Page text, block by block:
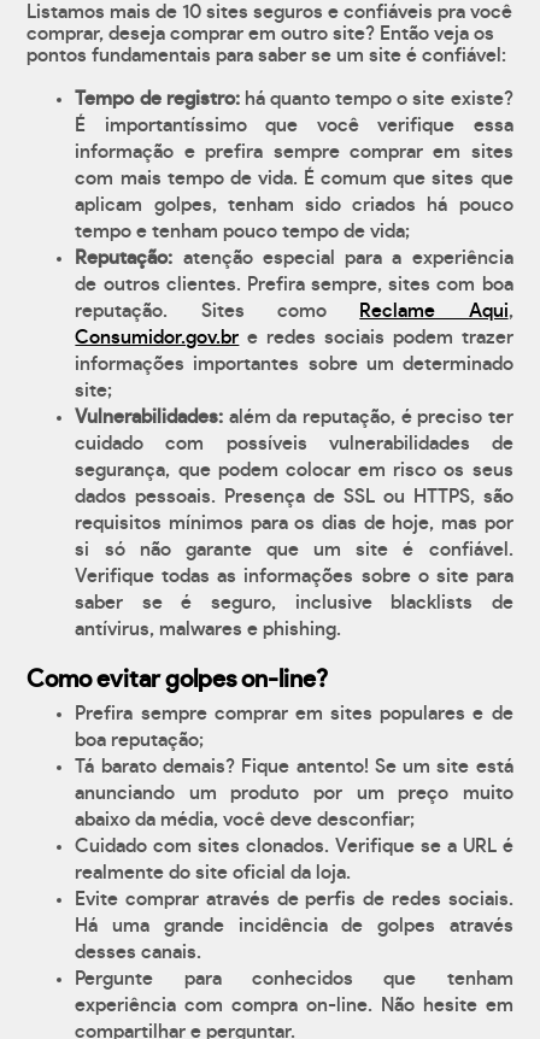
Listamos mais de 10 sites seguros e confiáveis pra você
comprar, deseja comprar em outro site? Então veja os
pontos fundamentais para saber se um site é confiável:
Tempo de registro:há quanto tempo o site existe?
É importantíssimo que você verifique essa
informação e prefira sempre comprar em sites
com mais tempo de vida. É comum que sites que
aplicam golpes, tenham sido criados há pouco
tempo e tenham pouco tempo de vida;
Reputação: atenção especial para a experiência
de outros clientes. Prefira sempre, sites com boa
reputação. Sites como
Reclame Aqui,
Consumidor.gov.br e redes sociais podem trazer
informações importantes sobre um determinado
site;
Vulnerabilidades: além da reputação, é preciso ter
cuidado com possíveis vulnerabilidades de
segurança, que podem colocar em risco os seus
dados pessoais. Presença de SSL ou HTTPS, são
requisitos mínimos para os dias de hoje, mas por
si só não garante que um site é confiável.
Verifique todas as informações sobre o site para
saber se é seguro, inclusive blacklists de
antívirus, malwares e phishing.
Como evitar golpes on-line?
Prefira sempre comprar em sites populares e de
boa reputação;
Tá barato demais? Fique antento! Se um site está
anunciando um produto por um preço muito
abaixo da média, você deve desconfiar;
Cuidado com sites clonados. Verifique se a URL é
realmente do site oficial da loja.
Evite comprar através de perfis de redes sociais.
Há uma grande incidência de golpes através
desses canais.
Pergunte para conhecidos que tenham
experiência com compra on-line. Não hesite em
compartilhar e perguntar.